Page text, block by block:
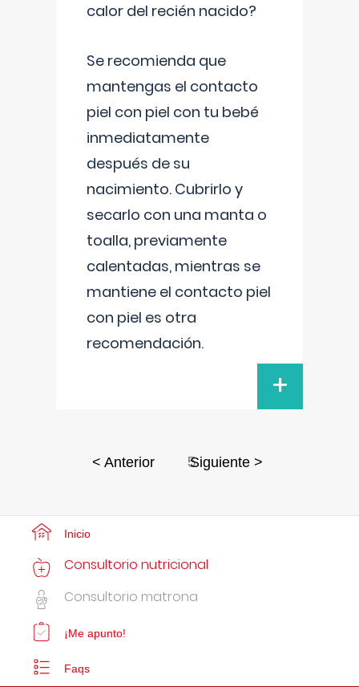
calor del recién nacido?
Se recomienda que
mantengas el contacto
piel con piel con tu bebé
inmediatamente
después de su
nacimiento. Cubrirlo y
secarlo con una manta o
toalla, previamente
calentadas, mientras se
mantiene el contacto piel
con piel es otra
recomendación.
+
< Anterior 5
Siguiente >
Inicio
Consultorio nutricional
Consultorio matrona
¡Me apunto!
Faqs